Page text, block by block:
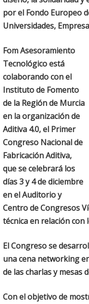
por el Fondo Europeo
Universidades,
Fom Asesoramiento
Tecnológico está
colaborando con el
Instituto de Fomento
de la Región de Murcia
en la organización de
Aditiva 4.0, el Primer
Congreso Nacional de
Fabricación Aditiva,
que se celebrará los
días 3 y 4 de diciembre
en el Auditorio y
Centro de Congresos
técnica en relación
El Congreso se
una cena networking
de las charlas y mesas
Con el objetivo de